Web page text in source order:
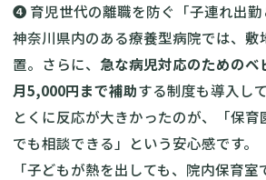
❹ 育児世代の離職を防ぐ「子連れ出勤
神奈川県内のある療養型病院では、敷
置。さらに、 急な病児対応のためのベ
月5,000円まで補助する制度も導入して
とくに反応が大きかったのが、「保育
でも相談できる」という安心感です。
「子どもが熱を出しても、院内保育